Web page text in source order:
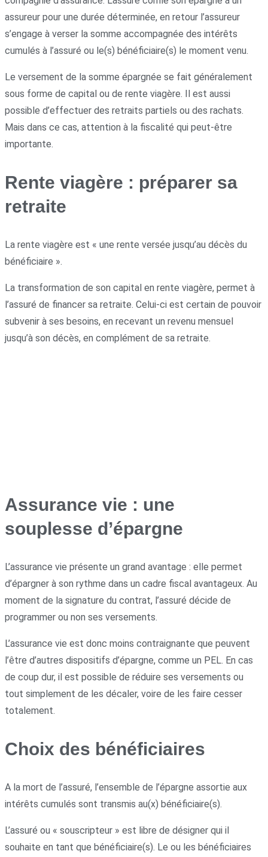
assureur pour une durée déterminée, en retour l’assureur
s’engage à verser la somme accompagnée des intérêts
cumulés à l’assuré ou le(s) bénéficiaire(s) le moment venu.
Le versement de la somme épargnée se fait généralement
sous forme de capital ou de rente viagère. Il est aussi
possible d’effectuer des retraits partiels ou des rachats.
Mais dans ce cas, attention à la fiscalité qui peut-être
importante.
Rente viagère : préparer sa
retraite
La rente viagère est « une rente versée jusqu’au décès du
bénéficiaire ».
La transformation de son capital en rente viagère, permet à
l’assuré de financer sa retraite. Celui-ci est certain de pouvoir
subvenir à ses besoins, en recevant un revenu mensuel
jusqu’à son décès, en complément de sa retraite.
Assurance vie : une
souplesse d’épargne
L’assurance vie présente un grand avantage : elle permet
d’épargner à son rythme dans un cadre fiscal avantageux. Au
moment de la signature du contrat, l’assuré décide de
programmer ou non ses versements.
L’assurance vie est donc moins contraignante que peuvent
l’être d’autres dispositifs d’épargne, comme un PEL. En cas
de coup dur, il est possible de réduire ses versements ou
tout simplement de les décaler, voire de les faire cesser
totalement.
Choix des bénéficiaires
A la mort de l’assuré, l’ensemble de l’épargne assortie aux
intérêts cumulés sont transmis au(x) bénéficiaire(s).
L’assuré ou « souscripteur » est libre de désigner qui il
souhaite en tant que bénéficiaire(s). Le ou les bénéficiaires